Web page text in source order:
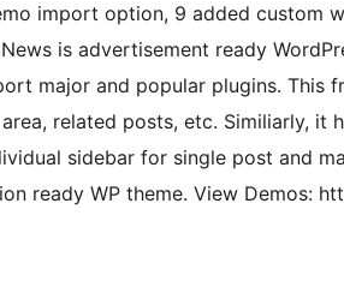
import option, 9 added custom
is advertisement ready
major and popular plugins. This
related posts, etc. Similiarly, it
sidebar for single post and
ready WP theme. View Demos: